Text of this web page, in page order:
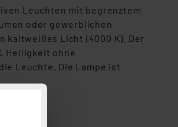
Leuchten mit begrenztem
oder gewerblichen
kaltweißes Licht (4000 K). Der
Helligkeit ohne
Leuchte. Die Lampe ist